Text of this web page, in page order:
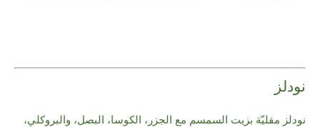
نودلز
نودلز مقليّة بزيت السمسم مع الجزر، الكوسا، البصل، والبروكلي،